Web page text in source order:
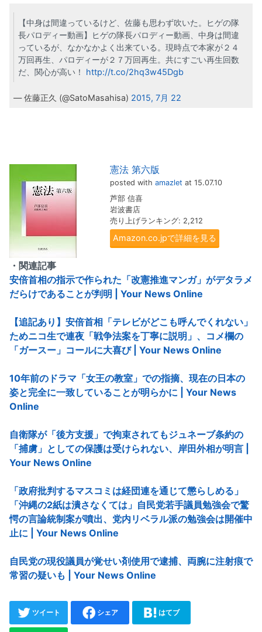
【中身は間違っているけど、佐藤も思わず吹いた。ヒゲの隊
長パロディー動画】ヒゲの隊長パロディー動画、中身は間違
っているが、なかなかよく出来ている。現時点で本家が２４
万回再生、パロディーが２７万回再生。共にすごい再生回数
だ、関心が高い！ http://t.co/2hq3w45Dgb
— 佐藤正久 (@SatoMasahisa) 2015, 7月 22
憲法 第六版
posted with amazlet at 15.07.10
芦部 信喜
岩波書店
売り上げランキング: 2,212
Amazon.co.jpで詳細を見る
・関連記事
安倍首相の指示で作られた「改憲推進マンガ」がデタラメ
だらけであることが判明 | Your News Online
【追記あり】安倍首相「テレビがどこも呼んでくれない」
ためニコ生で連夜「戦争法案を丁寧に説明」、コメ欄の
「ガースー」コールに大喜び | Your News Online
10年前のドラマ「女王の教室」での指摘、現在の日本の
姿と完全に一致していることが明らかに | Your News
Online
自衛隊が「後方支援」で拘束されてもジュネーブ条約の
「捕虜」としての保護は受けられない、岸田外相が明言 |
Your News Online
「政府批判するマスコミは経団連を通じて懲らしめる」
「沖縄の2紙は潰さなくては」自民党若手議員勉強会で驚
愕の言論統制案が噴出、党内リベラル派の勉強会は開催中
止に | Your News Online
自民党の現役議員が覚せい剤使用で逮捕、両腕に注射痕で
常習の疑いも | Your News Online
ツイート シェア はてブ